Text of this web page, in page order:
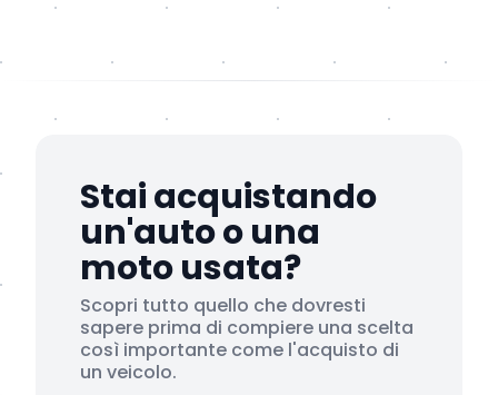
Stai acquistando
un'auto o una
moto usata?
Scopri tutto quello che dovresti
sapere prima di compiere una scelta
così importante come l'acquisto di
un veicolo.